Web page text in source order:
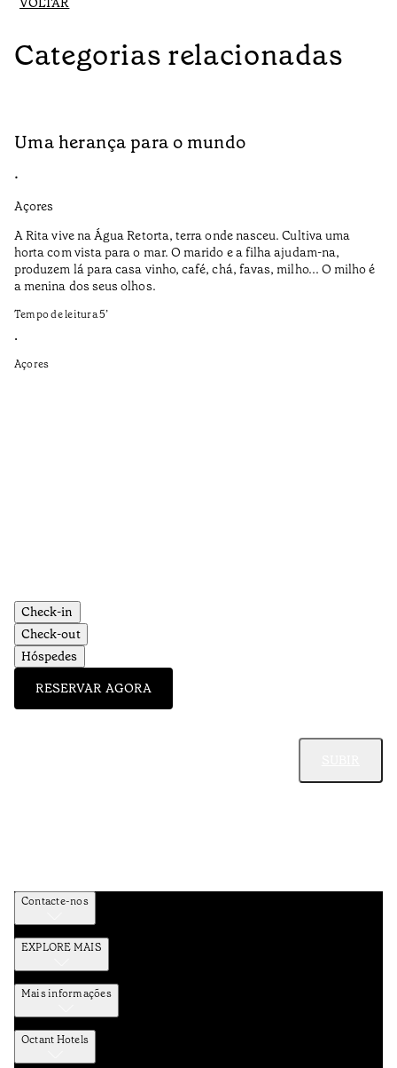
Categorias relacionadas
Uma herança para o mundo
•
Açores
A Rita vive na Água Retorta, terra onde nasceu. Cultiva uma
horta com vista para o mar. O marido e a filha ajudam-na,
produzem lá para casa vinho, café, chá, favas, milho... O milho é
a menina dos seus olhos.
Tempo de leitura5’
•
Açores
Check-in
Check-out
Hóspedes
RESERVAR AGORA
Contacte-nos
EXPLORE MAIS
Mais informações
Octant Hotels